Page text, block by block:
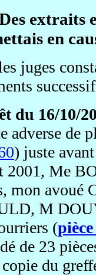
extraits
en
juges
du 16/10/
adverse de
) juste
2001, Me
mon avoué
M
(
de 23
du